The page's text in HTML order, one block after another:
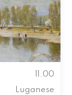
11.00
Luganese